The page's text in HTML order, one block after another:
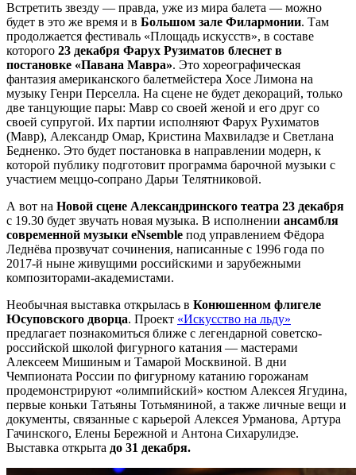
Встретить звезду — правда, уже из мира балета — можно
будет в это же время и в Большом зале Филармонии. Там
продолжается фестиваль «Площадь искусств», в составе
которого 23 декабря Фарух Рузиматов блеснет в
постановке «Павана Мавра». Это хореографическая
фантазия американского балетмейстера Хосе Лимона на
музыку Генри Перселла. На сцене не будет декораций, только
две танцующие пары: Мавр со своей женой и его друг со
своей супругой. Их партии исполняют Фарух Рухиматов
(Мавр), Александр Омар, Кристина Махвиладзе и Светлана
Бедненко. Это будет постановка в направлении модерн, к
которой публику подготовит программа барочной музыки с
участием меццо-сопрано Дарьи Телятниковой.
А вот на Новой сцене Александринского театра 23 декабря
с 19.30 будет звучать новая музыка. В исполнении ансамбля
современной музыки eNsemble под управлением Фёдора
Леднёва прозвучат сочинения, написанные с 1996 года по
2017-й ныне живущими российскими и зарубежными
композиторами-академистами.
Необычная выставка открылась в Конюшенном флигеле
Юсуповского дворца. Проект «Искусство на льду»
предлагает познакомиться ближе с легендарной советско-
российской школой фигурного катания — мастерами
Алексеем Мишиным и Тамарой Москвиной. В дни
Чемпионата России по фигурному катанию горожанам
продемонстрируют «олимпийский» костюм Алексея Ягудина,
первые коньки Татьяны Тотьмяниной, а также личные вещи и
документы, связанные с карьерой Алексея Урманова, Артура
Гачинского, Елены Бережной и Антона Сихарулидзе.
Выставка открыта до 31 декабря.